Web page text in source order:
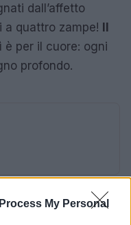
My Personal
dall’affetto
a quattro zampe! Il
è per il cuore: ogni
profondo.